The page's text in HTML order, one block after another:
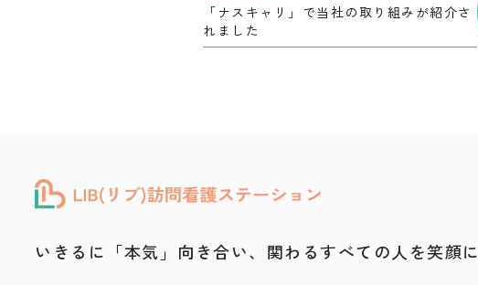
「ナスキャリ」で当社の取り組みが紹介さ
れました
いきるに「本気」向き合い、 関わるすべての人を笑顔に